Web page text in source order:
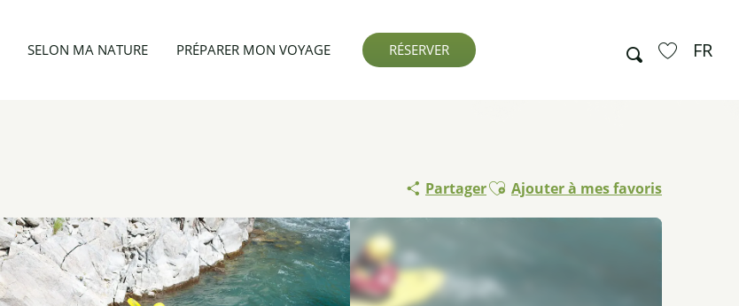
Recherche FR
SELON MA NATURE PRÉPARER MON VOYAGE RÉSERVER
Parcours Guil 1 - Ristolas - Aiguilles Le Gouret
PartagerAjouter aux favoris
Ajouter à mes favoris